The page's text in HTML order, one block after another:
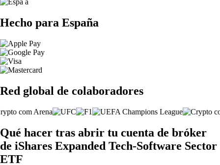
Hecho para España
Red global de colaboradores
Qué hacer tras abrir tu cuenta de bróker
de iShares Expanded Tech-Software Sector
ETF